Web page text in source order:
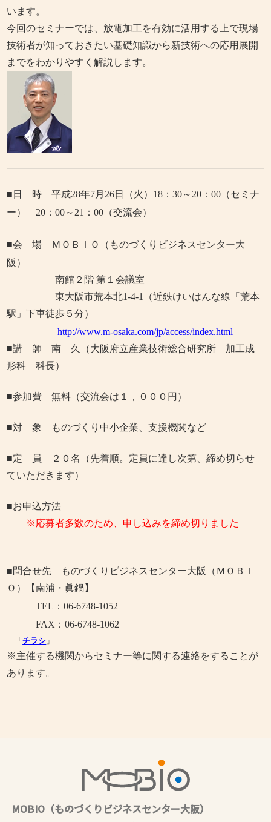
います。
今回のセミナーでは、放電加工を有効に活用する上で現場
技術者が知っておきたい基礎知識から新技術への応用展開
までをわかりやすく解説します。
■日 時 平成28年7月26日（火） 18 ：30～ 20 ：00 （セミナ
ー） 20 ：00～ 21 ：00 （交流会）
■会 場 ＭＯＢＩＯ（ものづくりビジネスセンター大
阪）
南館２階 第１会議室
東大阪市荒本北1-4-1
（近鉄けいはんな線「荒本
駅」下車徒歩５分）
http://www.m-osaka.com/jp/access/index.html
■講 師 南 久（大阪府立産業技術総合研究所 加工成
形科 科長）
■参加費 無料（交流会は１，０００円）
■対 象 ものづくり中小企業、支援機関など
■定 員 ２０名（先着順。定員に達し次第、締め切らせ
ていただきます）
■お申込方法
※応募者多数のため、申し込みを締め切りました
■問合せ先 ものづくりビジネスセンター大阪（ＭＯＢＩ
Ｏ）【南浦・眞鍋】
TEL：06-6748-1052
FAX ：06-6748-1062
「チラシ 」
※主催する機関からセミナー等に関する連絡をすることが
あります。
MOBIO（ものづくりビジネスセンター大阪）